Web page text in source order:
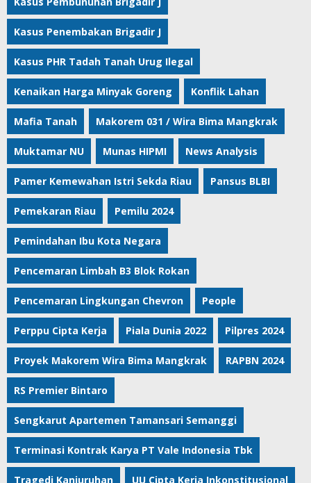
Kasus Penembakan Brigadir J
Kasus PHR Tadah Tanah Urug Ilegal
Kenaikan Harga Minyak Goreng Konflik Lahan
Mafia Tanah Makorem 031 / Wira Bima Mangkrak
Muktamar NU Munas HIPMI News Analysis
Pamer Kemewahan Istri Sekda Riau Pansus BLBI
Pemekaran Riau Pemilu 2024
Pemindahan Ibu Kota Negara
Pencemaran Limbah B3 Blok Rokan
Pencemaran Lingkungan Chevron People
Perppu Cipta Kerja Piala Dunia 2022 Pilpres 2024
Proyek Makorem Wira Bima Mangkrak RAPBN 2024
RS Premier Bintaro
Sengkarut Apartemen Tamansari Semanggi
Terminasi Kontrak Karya PT Vale Indonesia Tbk
Tragedi Kanjuruhan UU Cipta Kerja Inkonstitusional